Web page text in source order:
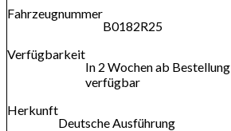
Fahrzeugnummer
B0182R25
Verfügbarkeit
In 2 Wochen ab Bestellung
verfügbar
Herkunft
Deutsche Ausführung